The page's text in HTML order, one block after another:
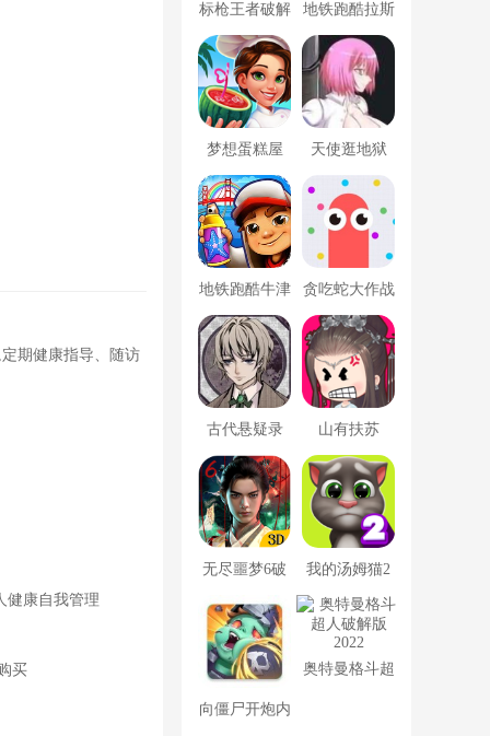
期健康指导、随访
健康自我管理
买
标枪王者破解
版无限金币钻
石内置菜单
地铁跑酷拉斯
维加斯新触控
内置菜单版
梦想蛋糕屋 天使逛地狱
地铁跑酷牛津
版内置菜单
贪吃蛇大作战
破解版
古代悬疑录 山有扶苏
无尽噩梦6破
解版内置菜单
MOD修改器
我的汤姆猫2
破解版
向僵尸开炮内
奥特曼格斗超